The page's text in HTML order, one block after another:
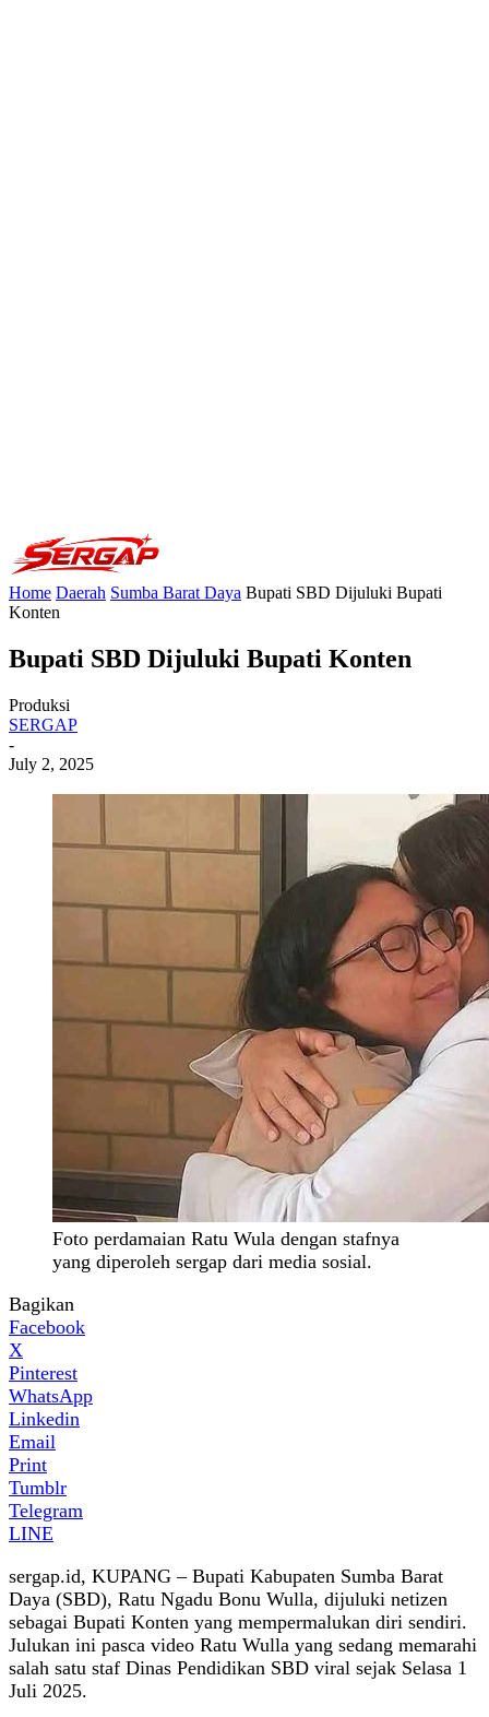
Home Daerah Sumba Barat Daya Bupati SBD Dijuluki Bupati
Konten
Bupati SBD Dijuluki Bupati Konten
Produksi
SERGAP
-
July 2, 2025
Foto perdamaian Ratu Wula dengan stafnya
yang diperoleh sergap dari media sosial.
Bagikan
Facebook
X
Pinterest
WhatsApp
Linkedin
Email
Print
Tumblr
Telegram
LINE
sergap.id, KUPANG – Bupati Kabupaten Sumba Barat
Daya (SBD), Ratu Ngadu Bonu Wulla, dijuluki netizen
sebagai Bupati Konten yang mempermalukan diri sendiri.
Julukan ini pasca video Ratu Wulla yang sedang memarahi
salah satu staf Dinas Pendidikan SBD viral sejak Selasa 1
Juli 2025.